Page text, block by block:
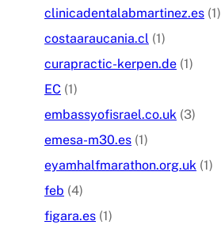
clinicadentalabmartinez.es (1)
costaaraucania.cl (1)
curapractic-kerpen.de (1)
EC (1)
embassyofisrael.co.uk (3)
emesa-m30.es (1)
eyamhalfmarathon.org.uk (1)
feb (4)
figara.es (1)